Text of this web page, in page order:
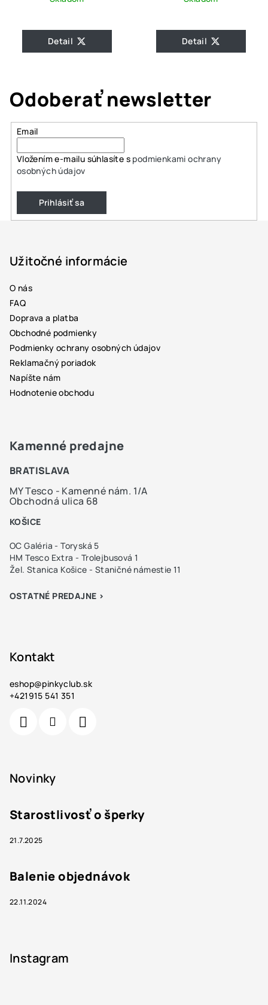
Detail Detail
Odoberať newsletter
Email
Vložením e-mailu súhlasíte s podmienkami ochrany
osobných údajov
Prihlásiť sa
Užitočné informácie
O nás
FAQ
Doprava a platba
Obchodné podmienky
Podmienky ochrany osobných údajov
Reklamačný poriadok
Napíšte nám
Hodnotenie obchodu
Kamenné predajne
BRATISLAVA
MY Tesco - Kamenné nám. 1/A
Obchodná ulica 68
KOŠICE
OC Galéria - Toryská 5
HM Tesco Extra - Trolejbusová 1
Žel. Stanica Košice - Staničné námestie 11
OSTATNÉ PREDAJNE >
Kontakt
eshop@pinkyclub.sk
+421915 541 351
Novinky
Starostlivosť o šperky
21.7.2025
Balenie objednávok
22.11.2024
Instagram